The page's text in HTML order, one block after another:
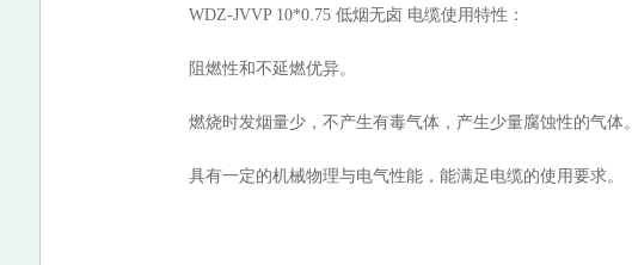
WDZ-JVVP 10*0.75 低烟无卤 电缆使用特性：
阻燃性和不延燃优异。
燃烧时发烟量少，不产生有毒气体，产生少量腐蚀性的气体。
具有一定的机械物理与电气性能，能满足电缆的使用要求。